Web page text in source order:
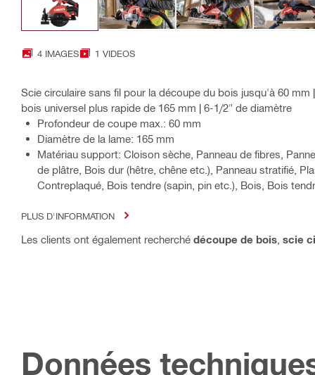
4 IMAGES 1 VIDEOS
Scie circulaire sans fil pour la découpe du bois jusqu'à 60
bois universel plus rapide de 165 mm | 6-1/2" de diamètre
Profondeur de coupe max.: 60 mm
Diamètre de la lame: 165 mm
Matériau support: Cloison sèche, Panneau de fibres,
de plâtre, Bois dur (hêtre, chêne etc.), Panneau stratifié,
Contreplaqué, Bois tendre (sapin, pin etc.), Bois, Bois
PLUS D'INFORMATION
Les clients ont également recherché découpe de bois scie
Données